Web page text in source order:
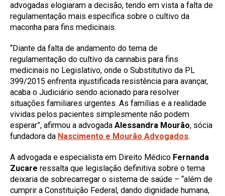
advogadas elogiaram a decisão, tendo em vista a falta de
regulamentação mais específica sobre o cultivo da
maconha para fins medicinais.
“Diante da falta de andamento do tema de
regulamentação do cultivo da cannabis para fins
medicinais no Legislativo, onde o Substitutivo da PL
399/2015 enfrenta injustificada resistência para avançar,
acaba o Judiciário sendo acionado para resolver
situações familiares urgentes. As famílias e a realidade
vividas pelos pacientes simplesmente não podem
esperar”, afirmou a advogada Alessandra Mourão, sócia
fundadora da Nascimento e Mourão Advogados.
A advogada e especialista em Direito Médico Fernanda
Zucare ressalta que legislação definitiva sobre o tema
deixaria de sobrecarregar o sistema de saúde – “além de
cumprir a Constituição Federal, dando dignidade humana,